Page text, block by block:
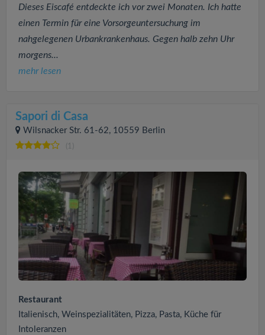
Dieses Eiscafé entdeckte ich vor zwei Monaten. Ich hatte
einen Termin für eine Vorsorgeuntersuchung im
nahgelegenen Urbankrankenhaus. Gegen halb zehn Uhr
morgens...
mehr lesen
Sapori di Casa
Wilsnacker Str. 61-62, 10559 Berlin
Restaurant
Italienisch, Weinspezialitäten, Pizza, Pasta, Küche für
Intoleranzen